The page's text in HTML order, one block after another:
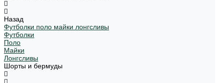
Назад
Футболки поло майки лонгсливы
Футболки
Поло
Майки
Лонгсливы
Шорты и бермуды